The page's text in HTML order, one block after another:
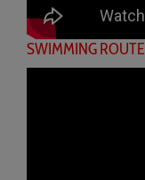
SWIMMING ROUTE